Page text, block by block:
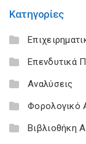
Κατηγορίες
Επενδυτικά
Αναλύσεις
Φορολογικό
Βιβλιοθήκη